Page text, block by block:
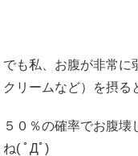
でも私、お腹が非常に
クリームなど）を摂る
５０％の確率でお腹
ね( ﾟДﾟ)